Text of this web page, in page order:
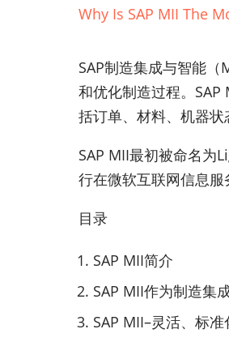
Why Is SAP MII The
SAP制造集成与智能
和优化制造过程。
括订单、材料、机器状
SAP MII最初被命名为
行在微软互联网信息
目录
SAP MII简介
SAP MII作为制造集
SAP MII–灵活、标